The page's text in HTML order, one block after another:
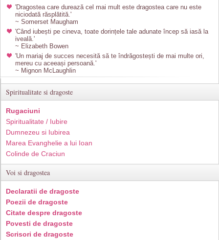
'Dragostea care durează cel mai mult este dragostea care nu este
niciodată răsplătită.'
~ Somerset Maugham
'Când iubești pe cineva, toate dorințele tale adunate încep să iasă la
iveală.'
~ Elizabeth Bowen
'Un mariaj de succes necesită să te îndrăgostești de mai multe ori,
mereu cu aceeași persoană.'
~ Mignon McLaughlin
Spiritualitate si dragoste
Rugaciuni
Spiritualitate / Iubire
Dumnezeu si Iubirea
Marea Evanghelie a lui Ioan
Colinde de Craciun
Voi si dragostea
Declaratii de dragoste
Poezii de dragoste
Citate despre dragoste
Povesti de dragoste
Scrisori de dragoste